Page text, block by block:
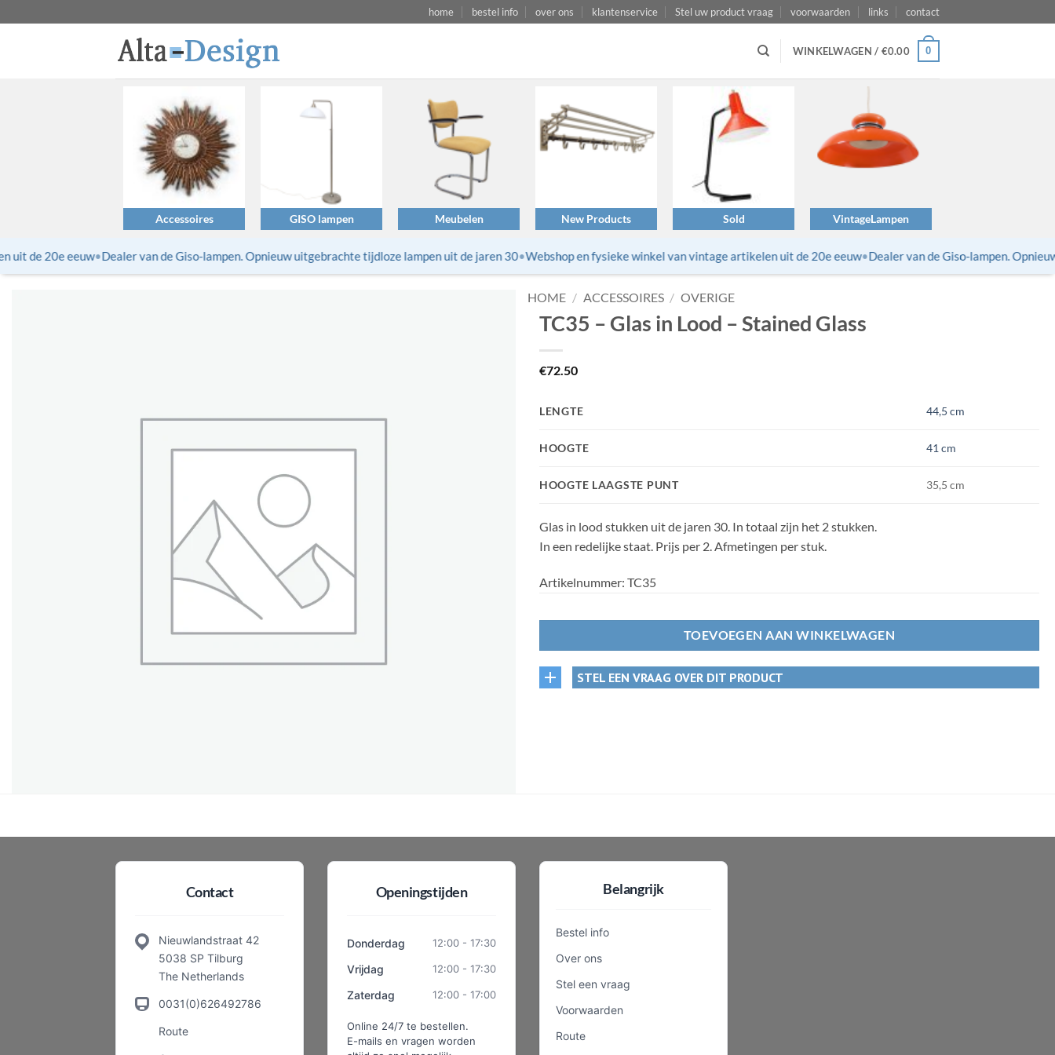
naar
home bestel info over ons klantenservice Stel uw product vraag voorwaarden links contact
WINKELWAGEN / €0.00 0
Accessoires GISO lampen Meubelen New Products Sold VintageLampen
de 20e eeuw•Dealer van de Giso-lampen. Opnieuw uitgebrachte tijdloze lampen uit de jaren 30•Webshop en fysieke winkel van vintage artikelen uit de 20e eeuw•Dealer van de Giso-lampen.
HOME / ACCESSOIRES / OVERIGE
TC35 – Glas in Lood – Stained Glass
€72.50
LENGTE 44,5 cm
HOOGTE 41 cm
HOOGTE LAAGSTE PUNT 35,5 cm
Glas in lood stukken uit de jaren 30. In totaal zijn het 2 stukken.
In een redelijke staat. Prijs per 2. Afmetingen per stuk.
Artikelnummer: TC35
TOEVOEGEN AAN WINKELWAGEN
STEL EEN VRAAG OVER DIT PRODUCT
Contact
Nieuwlandstraat 42
5038 SP Tilburg
The Netherlands
0031(0)626492786
Route
Openingstijden
Donderdag 12:00 - 17:30
Vrijdag 12:00 - 17:30
Zaterdag 12:00 - 17:00
Online 24/7 te bestellen.
E-mails en vragen worden
Belangrijk
Bestel info
Over ons
Stel een vraag
Voorwaarden
Route